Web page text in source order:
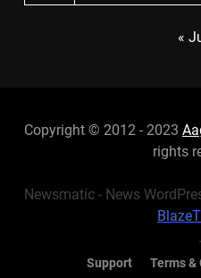
«
Copyright © 2012 - 2023
rights
Newsmatic - News
.
Support Terms &